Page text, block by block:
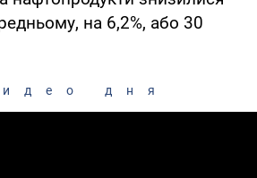
на 6,2%, або 30
дня